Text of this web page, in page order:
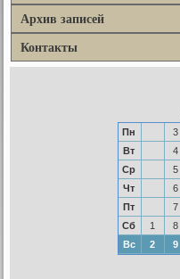
Архив записей
Контакты
Пн 3
Вт
4
Ср
5
Чт
6
Пт
7
Сб
1 8
Вс
2 9